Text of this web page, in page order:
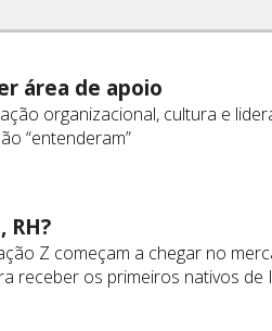
área de apoio
organizacional, cultura e
“entenderam”
RH?
Z começam a chegar no
receber os primeiros nativos de